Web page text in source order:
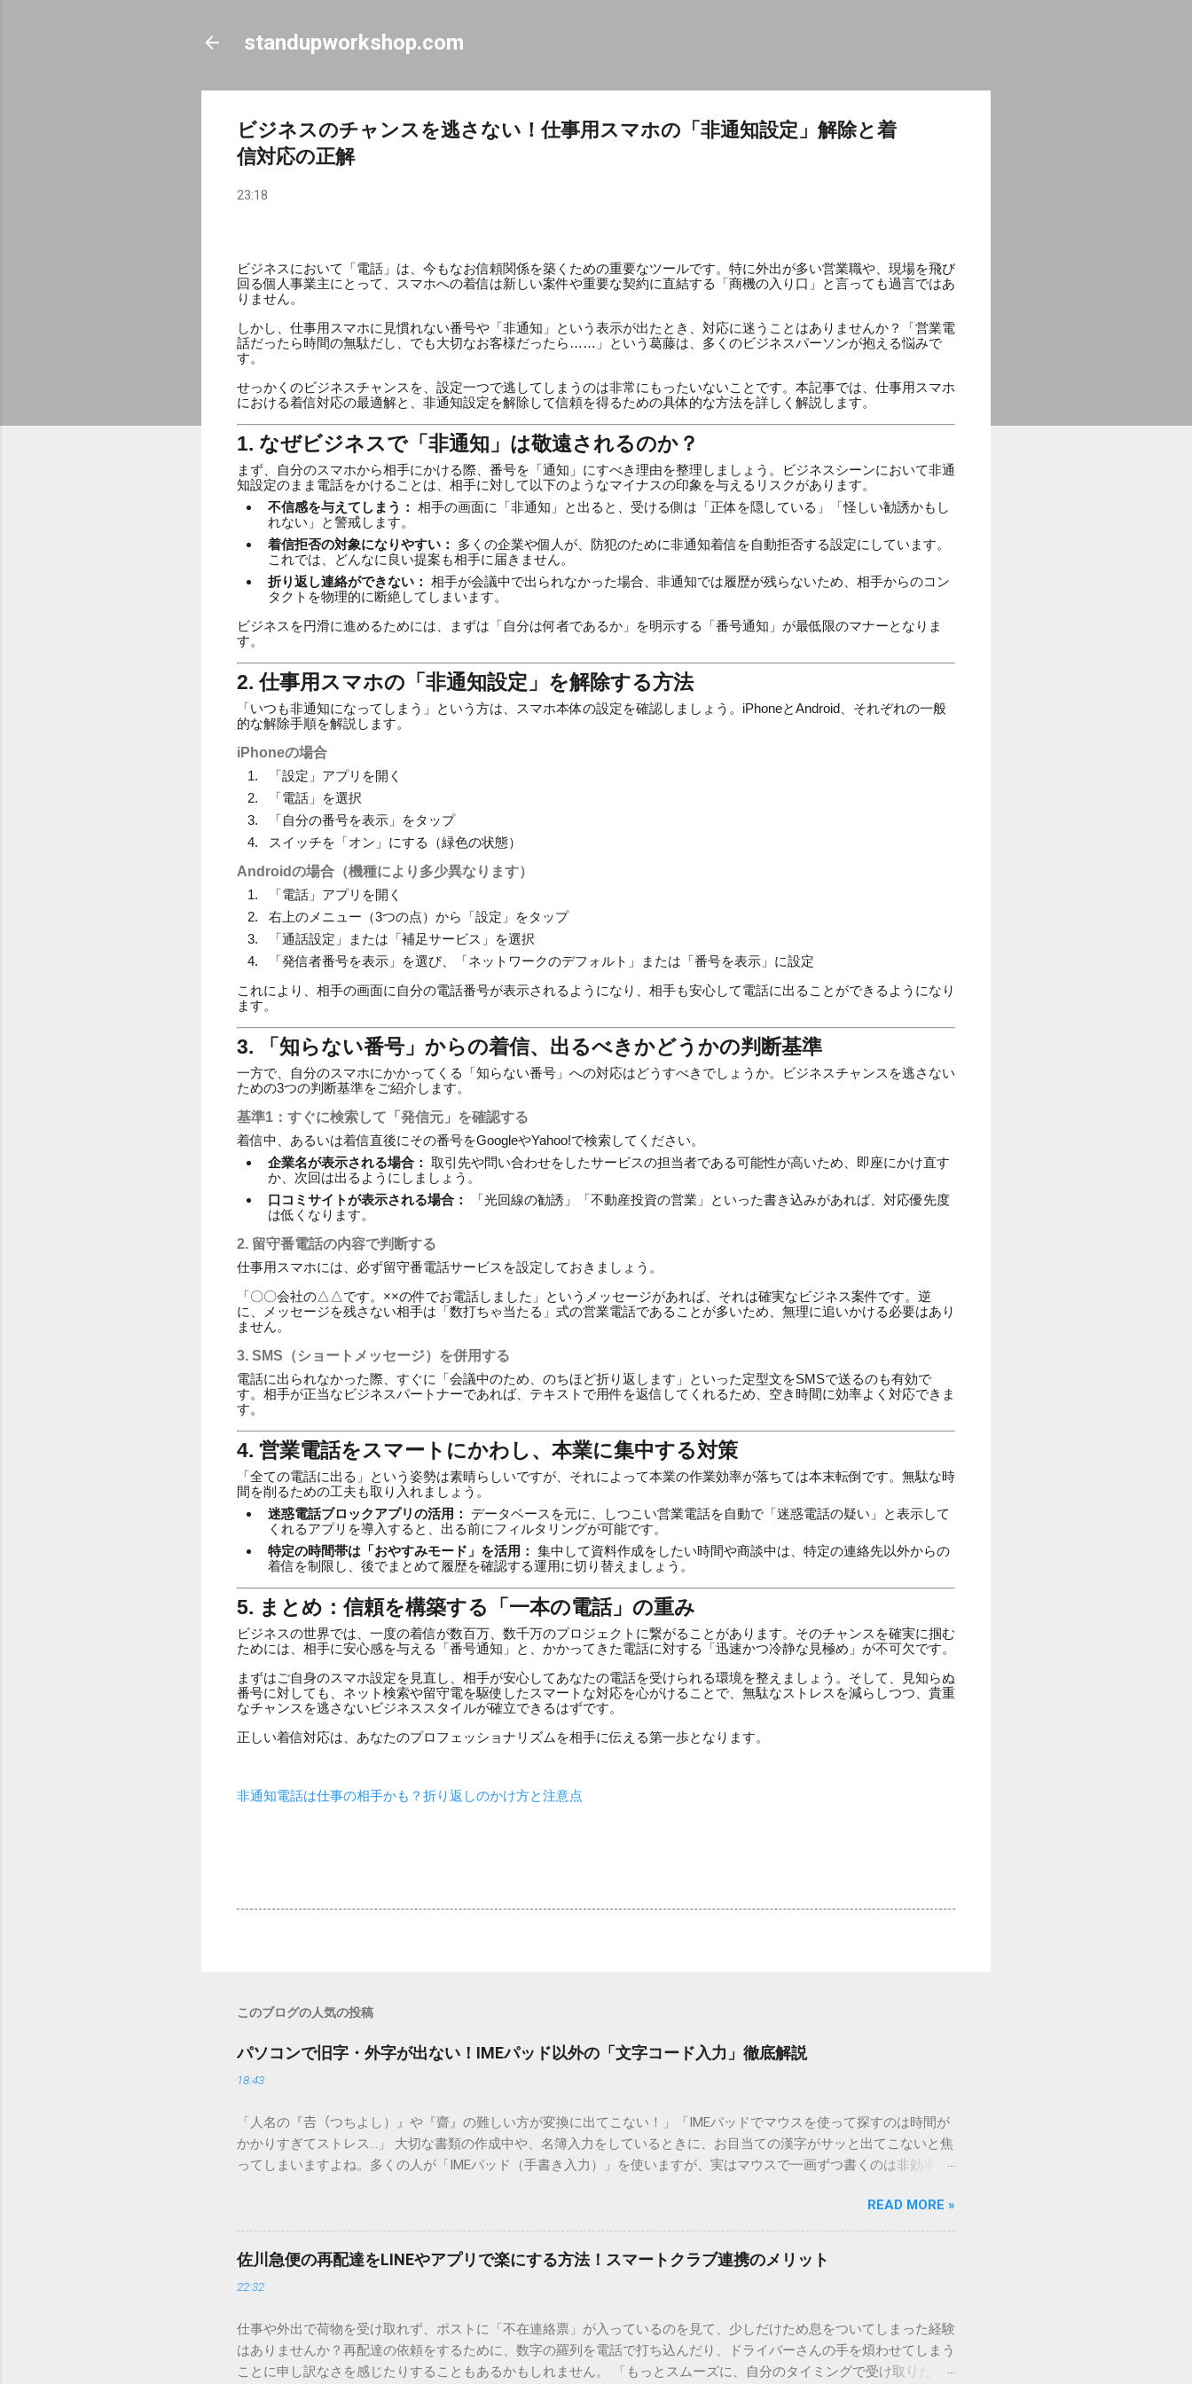
standupworkshop.com
ビジネスのチャンスを逃さない！仕事用スマホの「非通知設定」解除と着
信対応の正解
23:18
ビジネスにおいて「電話」は、今もなお信頼関係を築くための重要なツールです。特に外出が多い営業職や、現場を飛び
回る個人事業主にとって、スマホへの着信は新しい案件や重要な契約に直結する「商機の入り口」と言っても過言ではあ
りません。
しかし、仕事用スマホに見慣れない番号や「非通知」という表示が出たとき、対応に迷うことはありませんか？「営業電
話だったら時間の無駄だし、でも大切なお客様だったら……」という葛藤は、多くのビジネスパーソンが抱える悩みで
す。
せっかくのビジネスチャンスを、設定一つで逃してしまうのは非常にもったいないことです。本記事では、仕事用スマホ
における着信対応の最適解と、非通知設定を解除して信頼を得るための具体的な方法を詳しく解説します。
1. なぜビジネスで「非通知」は敬遠されるのか？
まず、自分のスマホから相手にかける際、番号を「通知」にすべき理由を整理しましょう。ビジネスシーンにおいて非通
知設定のまま電話をかけることは、相手に対して以下のようなマイナスの印象を与えるリスクがあります。
不信感を与えてしまう： 相手の画面に「非通知」と出ると、受ける側は「正体を隠している」「怪しい勧誘かもし
れない」と警戒します。
着信拒否の対象になりやすい：
多くの企業や個人が、防犯のために非通知着信を自動拒否する設定にしています。
これでは、どんなに良い提案も相手に届きません。
折り返し連絡ができない： 相手が会議中で出られなかった場合、非通知では履歴が残らないため、相手からのコン
タクトを物理的に断絶してしまいます。
ビジネスを円滑に進めるためには、まずは「自分は何者であるか」を明示する「番号通知」が最低限のマナーとなりま
す。
2. 仕事用スマホの「非通知設定」を解除する方法
「いつも非通知になってしまう」という方は、スマホ本体の設定を確認しましょう。iPhoneとAndroid、それぞれの一般
的な解除手順を解説します。
iPhoneの場合
「設定」アプリを開く
「電話」を選択
「自分の番号を表示」をタップ
スイッチを「オン」にする（緑色の状態）
Androidの場合（機種により多少異なります）
「電話」アプリを開く
右上のメニュー（3つの点）から「設定」をタップ
「通話設定」または「補足サービス」を選択
「発信者番号を表示」を選び、「ネットワークのデフォルト」または「番号を表示」に設定
これにより、相手の画面に自分の電話番号が表示されるようになり、相手も安心して電話に出ることができるようになり
ます。
3. 「知らない番号」からの着信、出るべきかどうかの判断基準
一方で、自分のスマホにかかってくる「知らない番号」への対応はどうすべきでしょうか。ビジネスチャンスを逃さない
ための3つの判断基準をご紹介します。
基準1：すぐに検索して「発信元」を確認する
着信中、あるいは着信直後にその番号をGoogleやYahoo!で検索してください。
企業名が表示される場合： 取引先や問い合わせをしたサービスの担当者である可能性が高いため、即座にかけ直す
か、次回は出るようにしましょう。
口コミサイトが表示される場合：
「光回線の勧誘」「不動産投資の営業」といった書き込みがあれば、対応優先度
は低くなります。
2. 留守番電話の内容で判断する
仕事用スマホには、必ず留守番電話サービスを設定しておきましょう。
「〇〇会社の△△です。××の件でお電話しました」というメッセージがあれば、それは確実なビジネス案件です。逆
に、メッセージを残さない相手は「数打ちゃ当たる」式の営業電話であることが多いため、無理に追いかける必要はあり
ません。
3. SMS（ショートメッセージ）を併用する
電話に出られなかった際、すぐに「会議中のため、のちほど折り返します」といった定型文をSMSで送るのも有効で
す。相手が正当なビジネスパートナーであれば、テキストで用件を返信してくれるため、空き時間に効率よく対応できま
す。
4. 営業電話をスマートにかわし、本業に集中する対策
「全ての電話に出る」という姿勢は素晴らしいですが、それによって本業の作業効率が落ちては本末転倒です。無駄な時
間を削るための工夫も取り入れましょう。
迷惑電話ブロックアプリの活用：
データベースを元に、しつこい営業電話を自動で「迷惑電話の疑い」と表示して
くれるアプリを導入すると、出る前にフィルタリングが可能です。
特定の時間帯は「おやすみモード」を活用： 集中して資料作成をしたい時間や商談中は、特定の連絡先以外からの
着信を制限し、後でまとめて履歴を確認する運用に切り替えましょう。
5. まとめ：信頼を構築する「一本の電話」の重み
ビジネスの世界では、一度の着信が数百万、数千万のプロジェクトに繋がることがあります。そのチャンスを確実に掴む
ためには、相手に安心感を与える「番号通知」と、かかってきた電話に対する「迅速かつ冷静な見極め」が不可欠です。
まずはご自身のスマホ設定を見直し、相手が安心してあなたの電話を受けられる環境を整えましょう。そして、見知らぬ
番号に対しても、ネット検索や留守電を駆使したスマートな対応を心がけることで、無駄なストレスを減らしつつ、貴重
なチャンスを逃さないビジネススタイルが確立できるはずです。
正しい着信対応は、あなたのプロフェッショナリズムを相手に伝える第一歩となります。
非通知電話は仕事の相手かも？折り返しのかけ方と注意点
このブログの人気の投稿
パソコンで旧字・外字が出ない！IMEパッド以外の「文字コード入力」徹底解説
18:43
「人名の『𠮷（つちよし）』や『齋』の難しい方が変換に出てこない！」「IMEパッドでマウスを使って探すのは時間が
かかりすぎてストレス…」 大切な書類の作成中や、名簿入力をしているときに、お目当ての漢字がサッと出てこないと焦
ってしまいますよね。多くの人が「IMEパッド（手書き入力）」を使いますが、実はマウスで一画ずつ書くのは非効率で
ードを打ち込むだけで一瞬で旧字や外字、特殊記号を呼び出す「文字コード入力」のテクニックを詳しく解説します。
この方法をマスターすれば、もう難しい漢字の入力で手を止める必要はありません。 1. なぜ「変換」しても旧字・外字
が出てこないのか？ そもそも、なぜ普通の変換で出てこない漢字があるのでしょうか。その理由は、パソコンが文字を
認識する仕組みにあります。 日本のパソコンで一般的に使われる漢字は、JIS規格（日本産業規格）によって「第1水
準」「第2水準」といった形で整理されています。しかし、人名や地名に使われる非常に古い漢字（旧字）や、特定の組
「Unicode（ユニコード）」や「JISコード」といった 文字コード です。パソコン上のすべての文字には、いわば「住
所」のような番号が割り振られています。変換候補に出ない文字でも、この住所（コード）を直接指定すれば、確実に呼
び出すことができるのです。 2. Windows標準機能！文字コードで漢字を出す「16進数入力」 最も汎用性が高く、特別な
READ MORE »
佐川急便の再配達をLINEやアプリで楽にする方法！スマートクラブ連携のメリット
22:32
仕事や外出で荷物を受け取れず、ポストに「不在連絡票」が入っているのを見て、少しだけため息をついてしまった経験
はありませんか？再配達の依頼をするために、数字の羅列を電話で打ち込んだり、ドライバーさんの手を煩わせてしまう
ことに申し訳なさを感じたりすることもあるかもしれません。 「もっとスムーズに、自分のタイミングで受け取りた